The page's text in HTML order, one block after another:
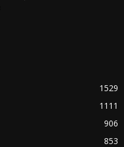
1529
1111
906
853